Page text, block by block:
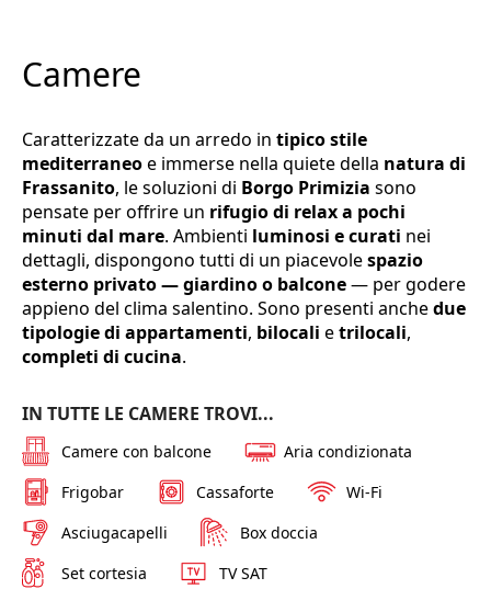
Camere
Caratterizzate da un arredo in tipico stile
mediterraneoe immerse nella quiete della natura di
Frassanito, le soluzioni di Borgo Primizia sono
pensate per offrire un rifugio di relax a pochi
minuti dal mare. Ambienti luminosi e curati nei
dettagli, dispongono tutti di un piacevolespazio
esterno privato — giardino o balcone— per godere
appieno del clima salentino. Sono presenti anchedue
tipologie di appartamenti, bilocali etrilocali,
completi di cucina.
IN TUTTE LE CAMERE TROVI...
Camere con balcone
Aria condizionata
Frigobar
Cassaforte
Wi-Fi
Asciugacapelli
Box doccia
Set cortesia
TV SAT